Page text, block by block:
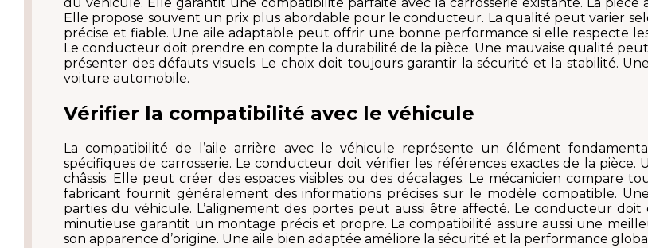
du véhicule. Elle garantit une compatibilité parfaite avec la carrosserie existante. La
Elle propose souvent un prix plus abordable pour le conducteur. La qualité peut varier
précise et fiable. Une aile adaptable peut offrir une bonne performance si elle respecte
Le conducteur doit prendre en compte la durabilité de la pièce. Une mauvaise qualité
présenter des défauts visuels. Le choix doit toujours garantir la sécurité et la stabilité.
voiture automobile.
Vérifier la compatibilité avec le véhicule
La compatibilité de l’aile arrière avec le véhicule représente un élément
spécifiques de carrosserie. Le conducteur doit vérifier les références exactes de la pièce.
châssis. Elle peut créer des espaces visibles ou des décalages. Le mécanicien compare
fabricant fournit généralement des informations précises sur le modèle compatible.
parties du véhicule. L’alignement des portes peut aussi être affecté. Le conducteur doit
minutieuse garantit un montage précis et propre. La compatibilité assure aussi une
son apparence d’origine. Une aile bien adaptée améliore la sécurité et la performance